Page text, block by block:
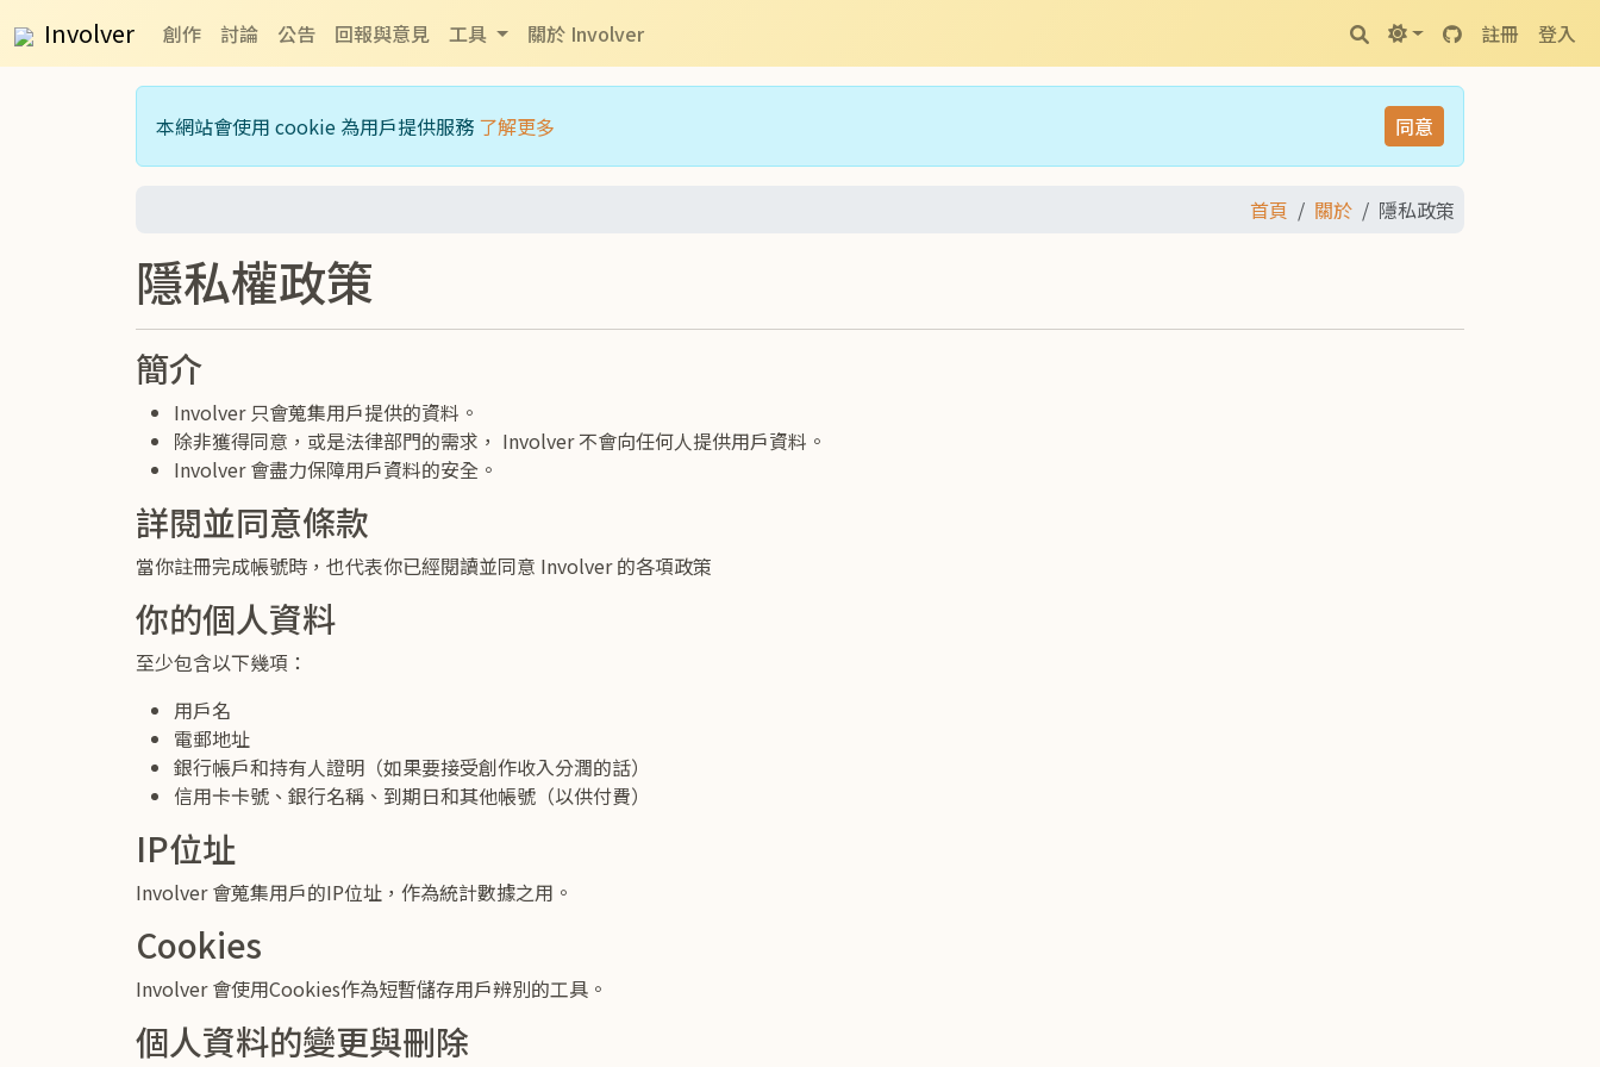
Involver 註冊 登入
創作 討論 公告 回報與意見 工具 關於 Involver
本網站會使用 cookie 為用戶提供服務 了解更多 同意
首頁 關於 隱私政策
隱私權政策
簡介
Involver 只會蒐集用戶提供的資料。
除非獲得同意，或是法律部門的需求， Involver 不會向任何人提供用戶資料。
Involver 會盡力保障用戶資料的安全。
詳閱並同意條款
當你註冊完成帳號時，也代表你已經閱讀並同意 Involver 的各項政策
你的個人資料
至少包含以下幾項：
用戶名
電郵地址
銀行帳戶和持有人證明（如果要接受創作收入分潤的話）
信用卡卡號、銀行名稱、到期日和其他帳號（以供付費）
IP位址
Involver 會蒐集用戶的IP位址，作為統計數據之用。
Cookies
Involver 會使用Cookies作為短暫儲存用戶辨別的工具。
個人資料的變更與刪除